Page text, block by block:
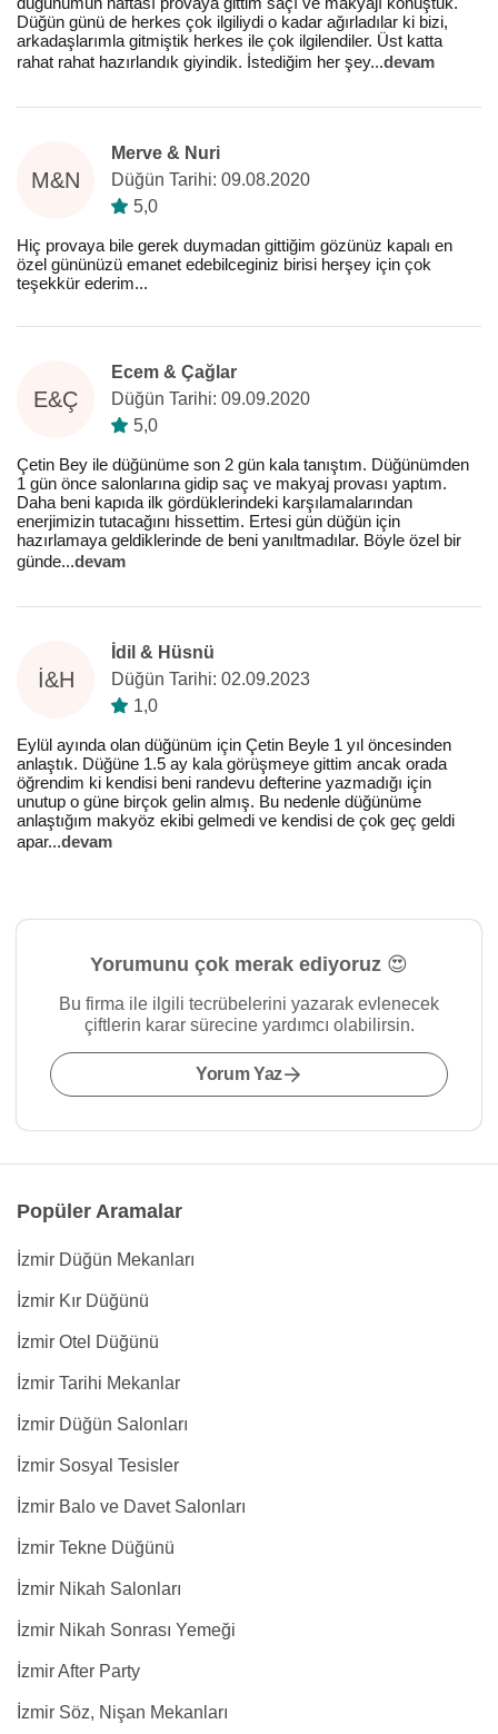
Düğün günü de herkes çok ilgiliydi o kadar ağırladılar ki bizi,
arkadaşlarımla gitmiştik herkes ile çok ilgilendiler. Üst katta
rahat rahat hazırlandık giyindik. İstediğim her şey...devam
M&N
Merve & Nuri
Düğün Tarihi: 09.08.2020
5,0
Hiç provaya bile gerek duymadan gittiğim gözünüz kapalı en
özel gününüzü emanet edebilceginiz birisi herşey için çok
teşekkür ederim...
E&Ç
Ecem & Çağlar
Düğün Tarihi: 09.09.2020
5,0
Çetin Bey ile düğünüme son 2 gün kala tanıştım. Düğünümden
1 gün önce salonlarına gidip saç ve makyaj provası yaptım.
Daha beni kapıda ilk gördüklerindeki karşılamalarından
enerjimizin tutacağını hissettim. Ertesi gün düğün için
hazırlamaya geldiklerinde de beni yanıltmadılar. Böyle özel bir
günde...devam
İ&H
İdil & Hüsnü
Düğün Tarihi: 02.09.2023
1,0
Eylül ayında olan düğünüm için Çetin Beyle 1 yıl öncesinden
anlaştık. Düğüne 1.5 ay kala görüşmeye gittim ancak orada
öğrendim ki kendisi beni randevu defterine yazmadığı için
unutup o güne birçok gelin almış. Bu nedenle düğünüme
anlaştığım makyöz ekibi gelmedi ve kendisi de çok geç geldi
apar...devam
Yorumunu çok merak ediyoruz 😍
Bu firma ile ilgili tecrübelerini yazarak evlenecek
çiftlerin karar sürecine yardımcı olabilirsin.
Yorum Yaz
Popüler Aramalar
İzmir Düğün Mekanları
İzmir Kır Düğünü
İzmir Otel Düğünü
İzmir Tarihi Mekanlar
İzmir Düğün Salonları
İzmir Sosyal Tesisler
İzmir Balo ve Davet Salonları
İzmir Tekne Düğünü
İzmir Nikah Salonları
İzmir Nikah Sonrası Yemeği
İzmir After Party
İzmir Söz, Nişan Mekanları